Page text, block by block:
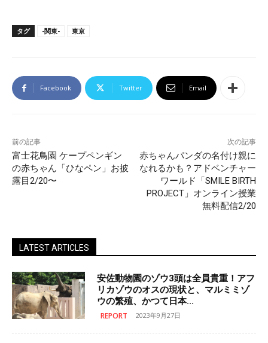
タグ -関東- 東京
Facebook Twitter Email
前の記事
富士花鳥園 ケープペンギン
の赤ちゃん「ひなペン」お披
露目2/20〜
次の記事
赤ちゃんパンダの名付け親に
なれるかも？アドベンチャー
ワールド「SMILE BIRTH
PROJECT」オンライン授業
無料配信2/20
LATEST ARTICLES
安佐動物園のゾウ3頭は全員貴重！アフ
リカゾウのオスの現状と、マルミミゾ
ウの繁殖、かつて日本...
REPORT 2023年9月27日